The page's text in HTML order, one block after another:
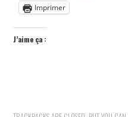
Imprimer
J’aime ça :